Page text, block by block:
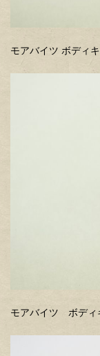
モアバイツ ボディ
モアバイツ ボディ